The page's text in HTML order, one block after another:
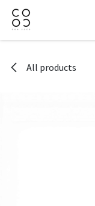
Skip to Content
All products